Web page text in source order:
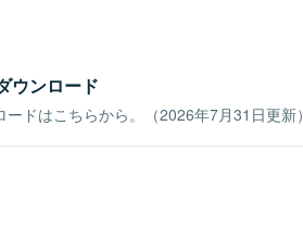
ウンロード
ドはこちらから。（2026年7月31日更新）